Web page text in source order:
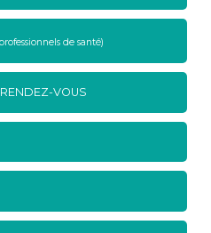
de santé)
VOUS